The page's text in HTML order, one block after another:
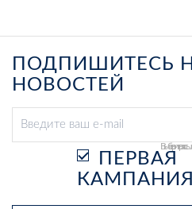
ПОДПИШИТЕСЬ
НОВОСТЕЙ
Выберите
ПЕРВАЯ
КАМПАНИЯ